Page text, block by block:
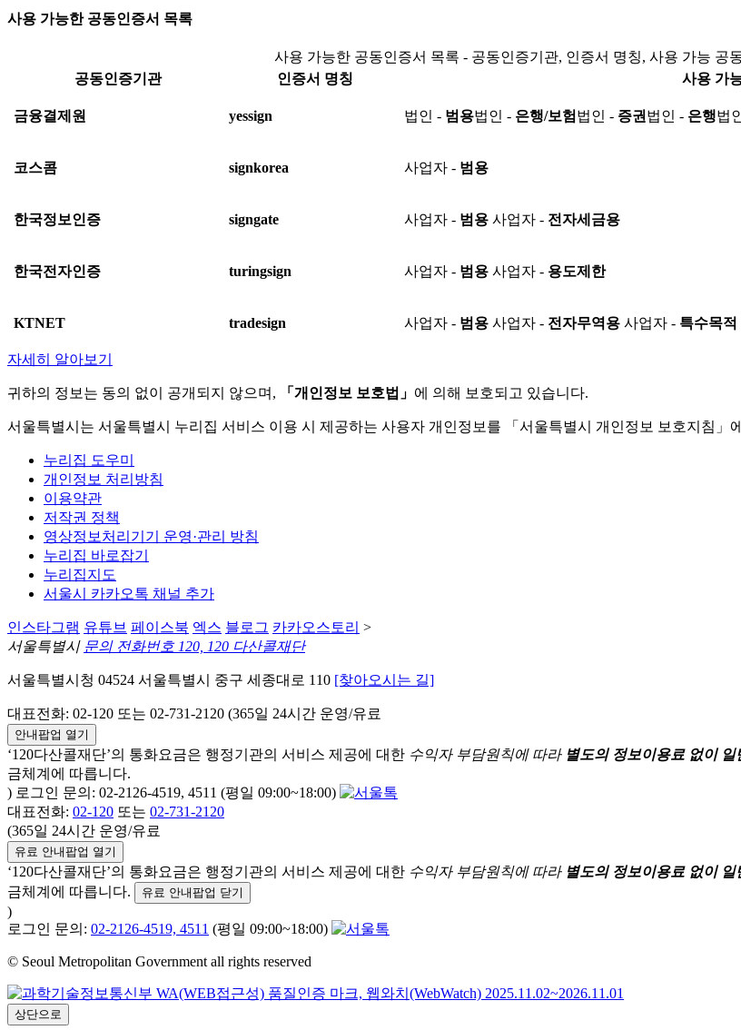
사용 가능한 공동인증서 목록
사용 가능한 공동인증서 목록 - 공동인증기관, 인증서 명칭, 사용 가능 공
공동인증기관
인증서 명칭 사용 가
금융결제원 yessign 법인 - 범용법인 - 은행/보험 법인 - 증권 법인 - 은행법
코스콤 signkorea 사업자 - 범용
한국정보인증 signgate 사업자 - 범용 사업자 - 전자세금용
한국전자인증 turingsign 사업자 - 범용 사업자 - 용도제한
KTNET tradesign 사업자 - 범용 사업자 - 전자무역용 사업자 - 특수목적
자세히 알아보기
귀하의 정보는 동의 없이 공개되지 않으며, 「개인정보 보호법」 에 의해 보호되고 있습니다.
서울특별시는 서울특별시 누리집 서비스 이용 시 제공하는 사용자 개인정보를 「서울특별시 개인정보 보호지침」
누리집 도우미
개인정보 처리방침
이용약관
저작권 정책
영상정보처리기기 운영·관리 방침
누리집 바로잡기
누리집지도
서울시 카카오톡 채널 추가
인스타그램 유튜브 페이스북 엑스 블로그 카카오스토리 >
서울특별시 문의 전화번호 120, 120 다산콜재단
서울특별시청 04524 서울특별시 중구 세종대로 110 [찾아오시는 길]
대표전화: 02-120 또는 02-731-2120 (365일 24시간 운영/유료
안내팝업 열기
‘120다산콜재단’의 통화요금은 행정기관의 서비스 제공에 대한 수익자 부담원칙에 따라 별도의 정보이용료 없이
금체계에 따릅니다.
) 로그인 문의: 02-2126-4519, 4511 (평일 09:00~18:00)
대표전화: 02-120 또는 02-731-2120
(365일 24시간 운영/유료
유료 안내팝업 열기
‘120다산콜재단’의 통화요금은 행정기관의 서비스 제공에 대한 수익자 부담원칙에 따라 별도의 정보이용료 없이
금체계에 따릅니다.
유료 안내팝업 닫기
)
로그인 문의: 02-2126-4519, 4511 (평일 09:00~18:00)
© Seoul Metropolitan Government all rights reserved
상단으로